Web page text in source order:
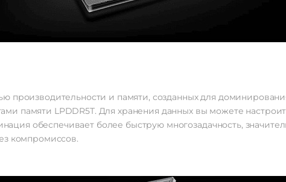
и памяти, созданных для
памяти LPDDR5T. Для хранения данных вы можете
обеспечивает более быструю многозадачность,
компромиссов.